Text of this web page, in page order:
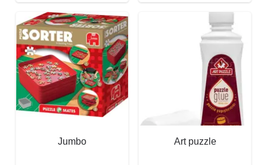
Jumbo Art puzzle